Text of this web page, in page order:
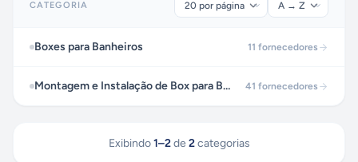
CATEGORIA
Boxes para Banheiros 11 fornecedores
Montagem e Instalação de Box para Banheiro 41 fornecedores
Exibindo 1–2 de 2 categorias